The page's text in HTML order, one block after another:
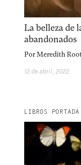
La belleza de
abandonados
Por Meredith
12 de abril, 2022
LIBROS PORTADA